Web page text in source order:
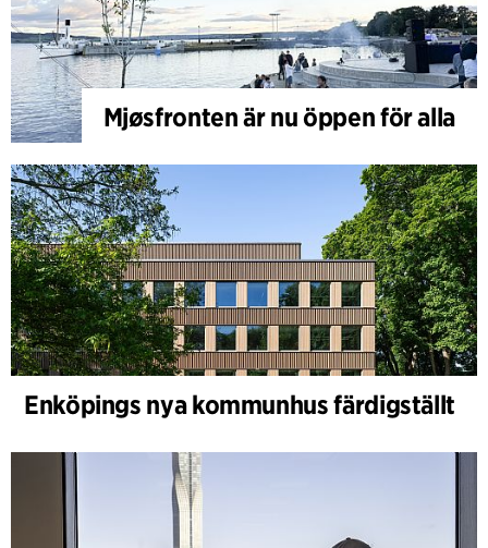
Mjøsfronten är nu öppen för alla
Enköpings nya kommunhus färdigställt